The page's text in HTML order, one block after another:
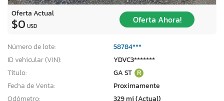
Oferta Actual
$0 USD
Oferta Ahora!
Número de lote:
58784***
ID vehicular (VIN):
YDVC3*******
Título:
GA ST R
Fecha de Venta:
Proximamente
Odómetro:
329 mi (Actual)